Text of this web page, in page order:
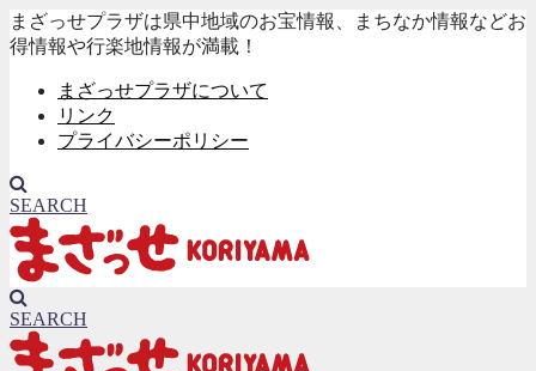
まざっせプラザは県中地域のお宝情報、まちなか情報などお
得情報や行楽地情報が満載！
まざっせプラザについて
リンク
プライバシーポリシー
SEARCH
SEARCH